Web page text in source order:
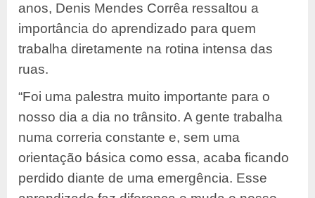
anos, Denis Mendes Corrêa ressaltou a
importância do aprendizado para quem
trabalha diretamente na rotina intensa das
ruas.
“Foi uma palestra muito importante para o
nosso dia a dia no trânsito. A gente trabalha
numa correria constante e, sem uma
orientação básica como essa, acaba ficando
perdido diante de uma emergência. Esse